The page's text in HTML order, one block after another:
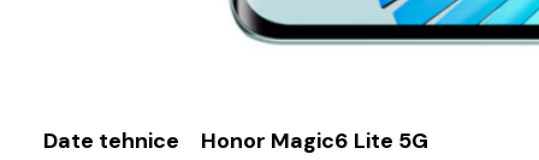
Date tehnice Honor Magic6 Lite 5G